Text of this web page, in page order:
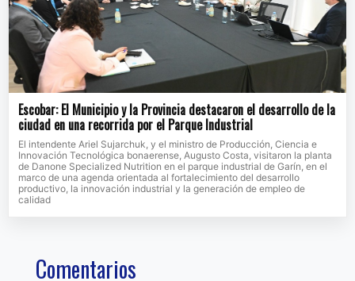
Escobar: El Municipio y la Provincia destacaron el desarrollo de la
ciudad en una recorrida por el Parque Industrial
El intendente Ariel Sujarchuk, y el ministro de Producción, Ciencia e
Innovación Tecnológica bonaerense, Augusto Costa, visitaron la planta
de Danone Specialized Nutrition en el parque industrial de Garín, en el
marco de una agenda orientada al fortalecimiento del desarrollo
productivo, la innovación industrial y la generación de empleo de
calidad
Comentarios